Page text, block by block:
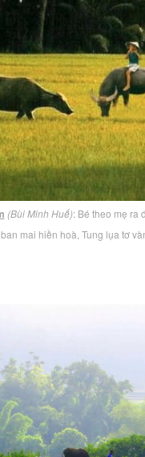
(Bùi Minh Huế): Bé theo mẹ ra
mai hiền hoà, Tung lụa tơ